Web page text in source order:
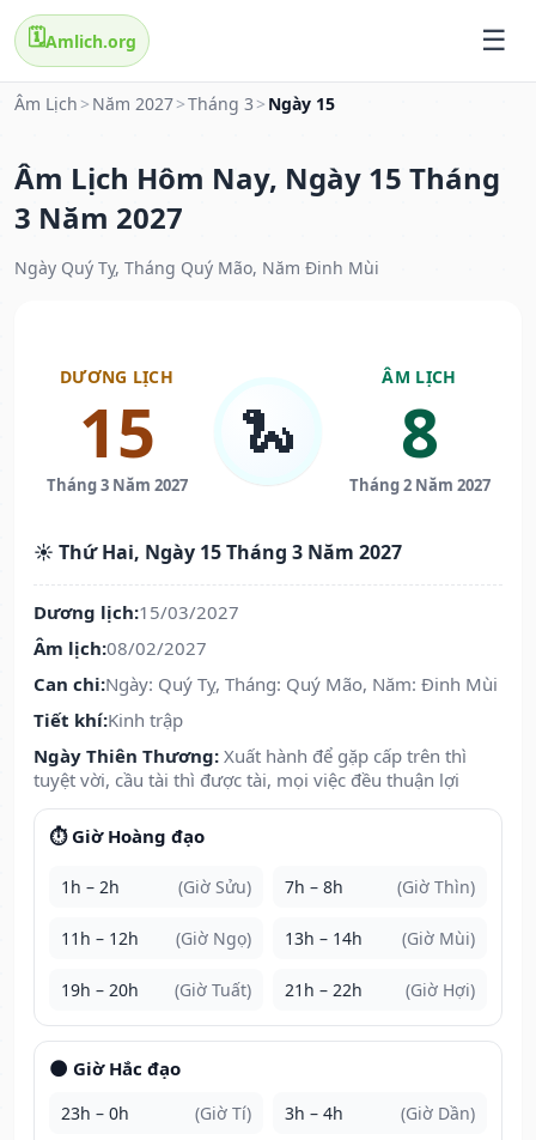
🗓️Amlich.org
Âm Lịch > Năm 2027>Tháng 3 > Ngày 15
Âm Lịch Hôm Nay, Ngày 15 Tháng
3 Năm 2027
Ngày Quý Tỵ, Tháng Quý Mão, Năm Đinh Mùi
DƯƠNG LỊCH
15
Tháng 3 Năm 2027
🐍
ÂM LỊCH
8
Tháng 2 Năm 2027
☀️ Thứ Hai, Ngày 15 Tháng 3 Năm 2027
Dương lịch:15/03/2027
Âm lịch:08/02/2027
Can chi:Ngày: Quý Tỵ, Tháng: Quý Mão, Năm: Đinh Mùi
Tiết khí:Kinh trập
Ngày Thiên Thương: Xuất hành để gặp cấp trên thì
tuyệt vời, cầu tài thì được tài, mọi việc đều thuận lợi
⏱️ Giờ Hoàng đạo
1h – 2h (Giờ Sửu) 7h – 8h (Giờ Thìn)
11h – 12h (Giờ Ngọ) 13h – 14h (Giờ Mùi)
19h – 20h (Giờ Tuất) 21h – 22h (Giờ Hợi)
🌑 Giờ Hắc đạo
23h – 0h (Giờ Tí) 3h – 4h (Giờ Dần)